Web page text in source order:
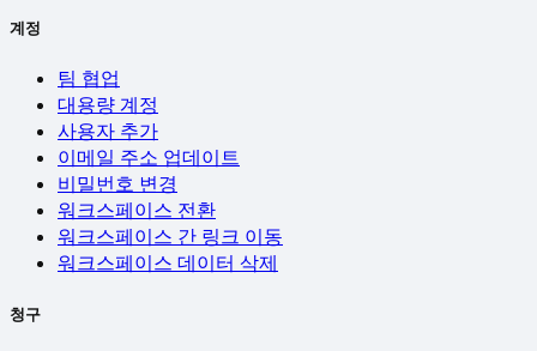
계정
팀 협업
대용량 계정
사용자 추가
이메일 주소 업데이트
비밀번호 변경
워크스페이스 전환
워크스페이스 간 링크 이동
워크스페이스 데이터 삭제
청구